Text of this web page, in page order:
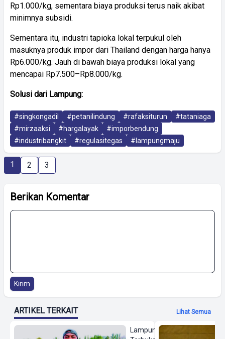
Rp1.000/kg, sementara biaya produksi terus naik akibat
minimnya subsidi.
Sementara itu, industri tapioka lokal terpukul oleh
masuknya produk impor dari Thailand dengan harga hanya
Rp6.000/kg. Jauh di bawah biaya produksi lokal yang
mencapai Rp7.500–Rp8.000/kg.
Solusi dari Lampung:
#singkongadil #petanilindung #rafaksiturun
#tataniaga
#mirzaaksi
#hargalayak
#imporbendung
#industribangkit
#regulasitegas #lampungmaju
1 2 3
Berikan Komentar
Kirim
ARTIKEL TERKAIT Lihat Semua
Lampung